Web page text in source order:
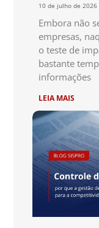
10 de julho de 2026
Embora não
empresas,
o teste de
bastante
informações
LEIA MAIS